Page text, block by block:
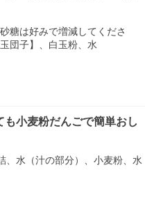
糖は好みで増減してくださ
団子】、白玉粉、水
も小麦粉だんごで簡単おし
、水（汁の部分）、小麦粉、水